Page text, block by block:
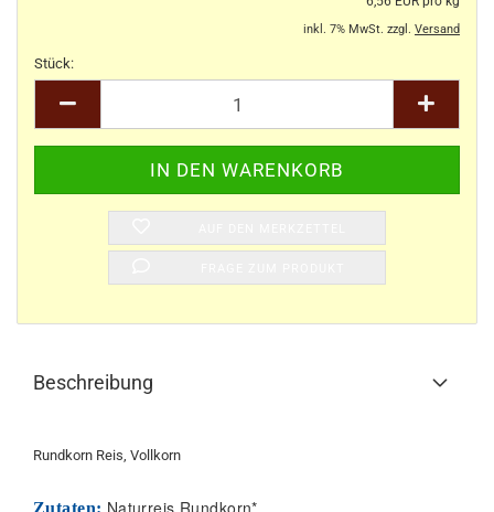
inkl. 7% MwSt. zzgl. Versand
Stück:
Beschreibung
Rundkorn Reis, Vollkorn
Zutaten: Naturreis Rundkorn*